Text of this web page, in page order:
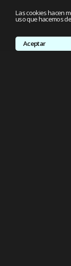
Las cookies hacen
uso que hacemos
Aceptar